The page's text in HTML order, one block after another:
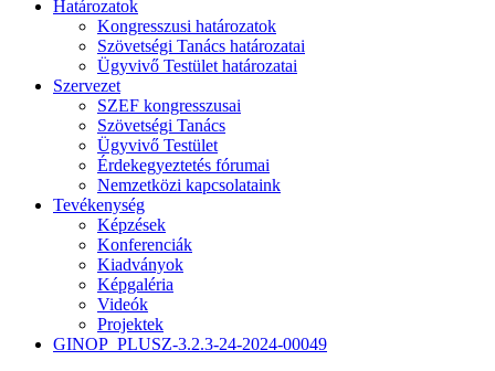
Határozatok
Kongresszusi határozatok
Szövetségi Tanács határozatai
Ügyvivő Testület határozatai
Szervezet
SZEF kongresszusai
Szövetségi Tanács
Ügyvivő Testület
Érdekegyeztetés fórumai
Nemzetközi kapcsolataink
Tevékenység
Képzések
Konferenciák
Kiadványok
Képgaléria
Videók
Projektek
GINOP_PLUSZ-3.2.3-24-2024-00049